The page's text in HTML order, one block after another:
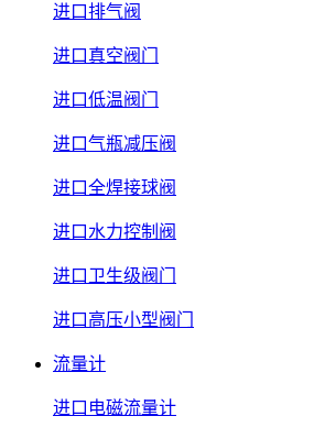
进口排气阀
进口真空阀门
进口低温阀门
进口气瓶减压阀
进口全焊接球阀
进口水力控制阀
进口卫生级阀门
进口高压小型阀门
流量计
进口电磁流量计